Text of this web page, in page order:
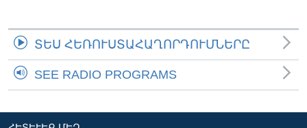
ՏԵՍ ՀԵՌՈՒՍՏԱՀԱՂՈՐԴՈՒՄՆԵՐԸ
SEE RADIO PROGRAMS